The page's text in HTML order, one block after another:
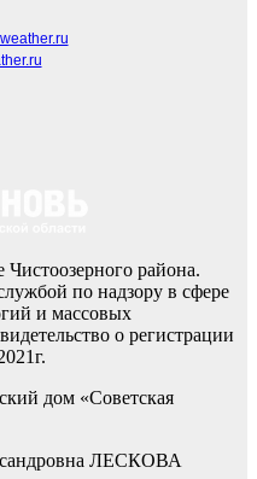
Чистоозерного района.
по надзору в сфере
и массовых
о регистрации
дом «Советская
ЛЕСКОВА